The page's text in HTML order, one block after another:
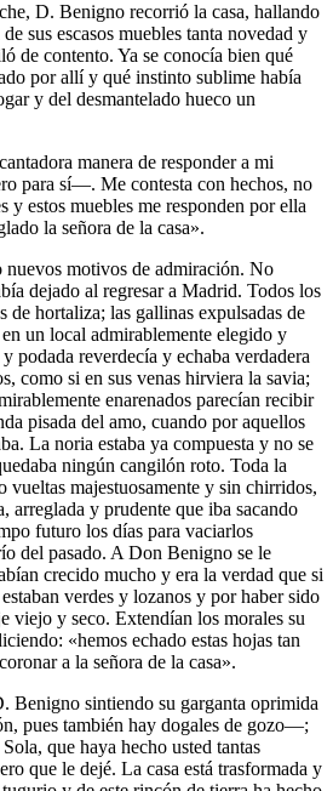
D. Benigno recorrió la casa, hallando
sus escasos muebles tanta novedad y
de contento. Ya se conocía bien qué
por allí y qué instinto sublime había
y del desmantelado hueco un
manera de responder a mi
para sí—. Me contesta con hechos, no
y estos muebles me responden por ella
la señora de la casa».
motivos de admiración. No
dejado al regresar a Madrid. Todos los
de hortaliza; las gallinas expulsadas de
un local admirablemente elegido y
podada reverdecía y echaba verdadera
como si en sus venas hirviera la savia;
enarenados parecían recibir
pisada del amo, cuando por aquellos
La noria estaba ya compuesta y no se
ningún cangilón roto. Toda la
vueltas majestuosamente y sin chirridos,
arreglada y prudente que iba sacando
futuro los días para vaciarlos
del pasado. A Don Benigno se le
crecido mucho y era la verdad que si
verdes y lozanos y por haber sido
viejo y seco. Extendían los morales su
«hemos echado estas hojas tan
a la señora de la casa».
sintiendo su garganta oprimida
pues también hay dogales de gozo—;
que haya hecho usted tantas
que le dejé. La casa está trasformada y